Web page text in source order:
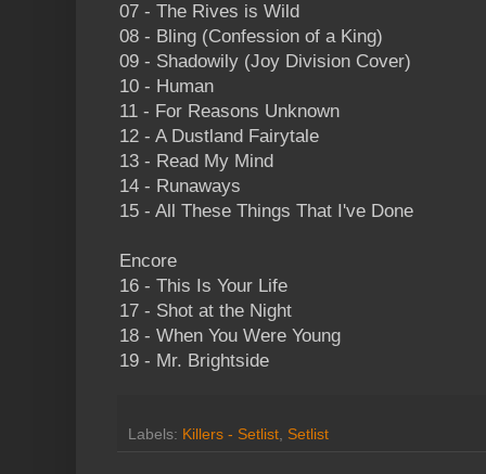
07 - The Rives is Wild
08 - Bling (Confession of a King)
09 - Shadowily (Joy Division Cover)
10 - Human
11 - For Reasons Unknown
12 - A Dustland Fairytale
13 - Read My Mind
14 - Runaways
15 - All These Things That I've Done
Encore
16 - This Is Your Life
17 - Shot at the Night
18 - When You Were Young
19 - Mr. Brightside
Labels: Killers - Setlist, Setlist